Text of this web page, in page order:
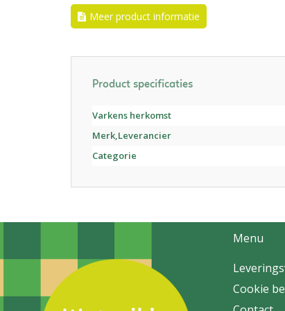
Meer product informatie
Product specificaties
Varkens herkomst
Merk,Leverancier
Categorie
Menu
Cookie